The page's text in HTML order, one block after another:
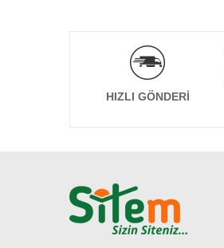
HIZLI GÖNDERI